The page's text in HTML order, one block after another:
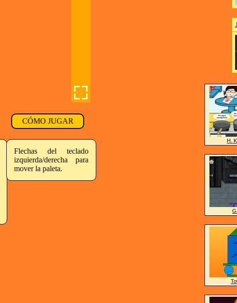
CÓMO JUGAR
Flechas del teclado
izquierda/derecha para
mover la paleta.
H.